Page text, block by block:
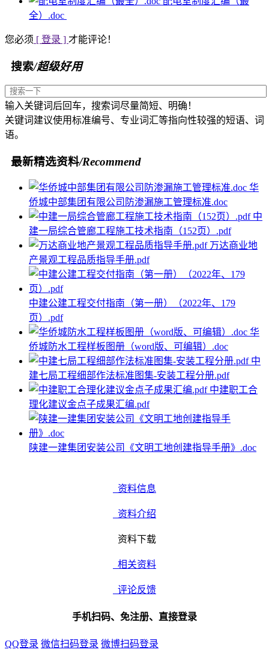
全）.doc
您必须 [ 登录 ] 才能评论！
搜索/超级好用
输入关键词后回车，搜索词尽量简短、明确！
关键词建议使用标准编号、专业词汇等指向性较强的短语、词
语。
最新精选资料/Recommend
华
侨城中部集团有限公司防渗漏施工管理标准.doc
中
建一局综合管廊工程施工技术指南（152页）.pdf
万达商业地
产景观工程品质指导手册.pdf
中建公建工程交付指南（第一册）（2022年、179
页）.pdf
华
侨城防水工程样板图册（word版、可编辑）.doc
中
建七局工程细部作法标准图集-安装工程分册.pdf
中建职工合
理化建议金点子成果汇编.pdf
陕建一建集团安装公司《文明工地创建指导手册》.doc
资料信息
资料介绍
资料下载
相关资料
评论反馈
手机扫码、免注册、直接登录
QQ登录 微信扫码登录 微博扫码登录